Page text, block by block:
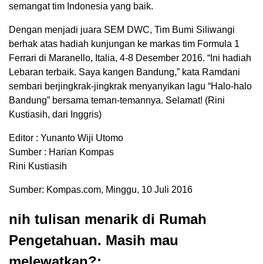
semangat tim Indonesia yang baik.
Dengan menjadi juara SEM DWC, Tim Bumi Siliwangi
berhak atas hadiah kunjungan ke markas tim Formula 1
Ferrari di Maranello, Italia, 4-8 Desember 2016. “Ini hadiah
Lebaran terbaik. Saya kangen Bandung,” kata Ramdani
sembari berjingkrak-jingkrak menyanyikan lagu “Halo-halo
Bandung” bersama teman-temannya. Selamat! (Rini
Kustiasih, dari Inggris)
Editor : Yunanto Wiji Utomo
Sumber : Harian Kompas
Rini Kustiasih
Sumber: Kompas.com, Minggu, 10 Juli 2016
nih tulisan menarik di Rumah
Pengetahuan. Masih mau